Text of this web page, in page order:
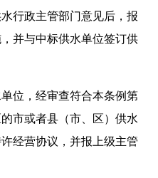
行政主管部门意见后，报
并与中标供水单位签订供
位，经审查符合本条例第
市或者县（市、区）供水
经营协议，并报上级主管